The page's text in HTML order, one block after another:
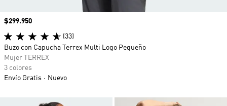
Precio
$299.950
(33)
Buzo con Capucha Terrex Multi Logo Pequeño
Mujer TERREX
3 colores
Envío Gratis
Nuevo